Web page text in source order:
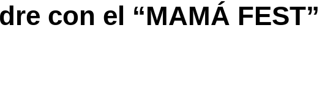
con el “MAMÁ FEST”